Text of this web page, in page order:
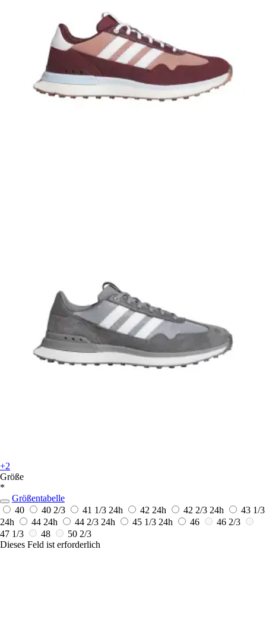
+2
Größe
*
Größentabelle
40
40 2/3 41 1/3 24h 42 24h 42 2/3 24h
43 1/3
24h
44 24h 44 2/3 24h 45 1/3 24h 46
46 2/3
47 1/3
48
50 2/3
Dieses Feld ist erforderlich